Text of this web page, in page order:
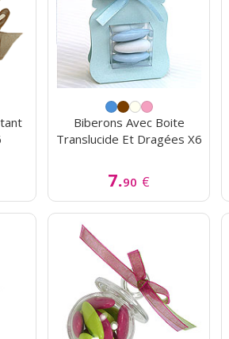
Biberons Avec Boite
Translucide Et Dragées X6
7.90 €